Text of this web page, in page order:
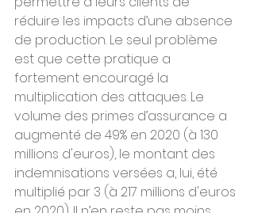
réduire les impacts d’une absence
de production. Le seul problème
est que cette pratique a
fortement encouragé la
multiplication des attaques. Le
volume des primes d’assurance a
augmenté de 49% en 2020 (à 130
millions d'euros), le montant des
indemnisations versées a, lui, été
multiplié par 3 (à 217 millions d'euros